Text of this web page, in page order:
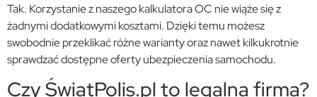
Tak. Korzystanie z naszego kalkulatora OC nie wiąże się z
żadnymi dodatkowymi kosztami. Dzięki temu możesz
swobodnie przeklikać różne warianty oraz nawet kilkukrotnie
sprawdzać dostępne oferty ubezpieczenia samochodu.
Czy ŚwiatPolis.pl to legalna firma?